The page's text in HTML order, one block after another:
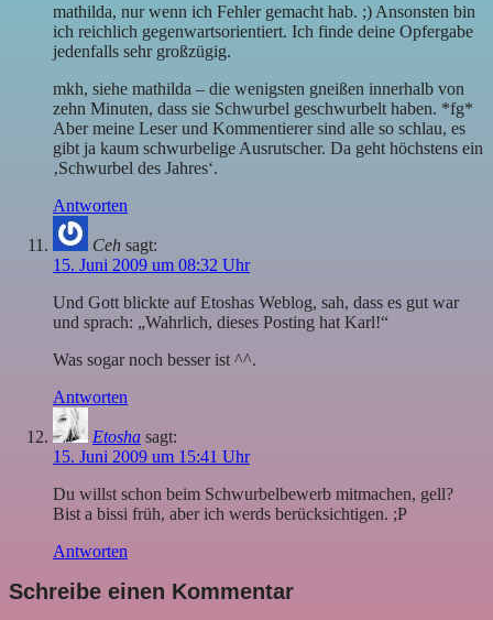
mathilda, nur wenn ich Fehler gemacht hab. ;) Ansonsten bin
ich reichlich gegenwartsorientiert. Ich finde deine Opfergabe
jedenfalls sehr großzügig.
mkh, siehe mathilda – die wenigsten gneißen innerhalb von
zehn Minuten, dass sie Schwurbel geschwurbelt haben. *fg*
Aber meine Leser und Kommentierer sind alle so schlau, es
gibt ja kaum schwurbelige Ausrutscher. Da geht höchstens ein
‚Schwurbel des Jahres‘.
Antworten
Ceh sagt:
15. Juni 2009 um 08:32 Uhr
Und Gott blickte auf Etoshas Weblog, sah, dass es gut war
und sprach: „Wahrlich, dieses Posting hat Karl!“
Was sogar noch besser ist ^^.
Antworten
Etosha sagt:
15. Juni 2009 um 15:41 Uhr
Du willst schon beim Schwurbelbewerb mitmachen, gell?
Bist a bissi früh, aber ich werds berücksichtigen. ;P
Antworten
Schreibe einen Kommentar